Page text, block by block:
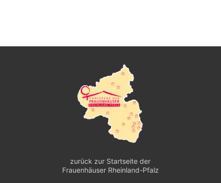
zurück zur Startseite der
Frauenhäuser Rheinland-Pfalz